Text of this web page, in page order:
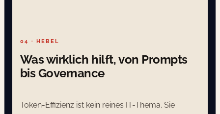
04 · HEBEL
Was wirklich hilft, von Prompts
bis Governance
Token-Effizienz ist kein reines IT-Thema. Sie